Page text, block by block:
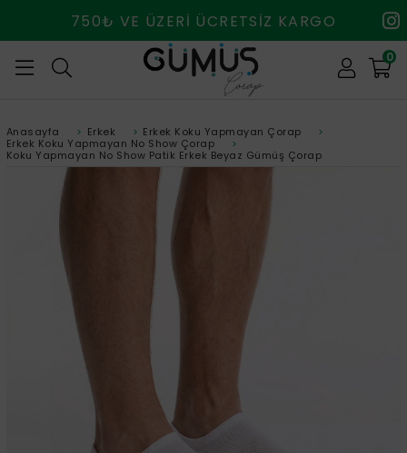
750₺ VE ÜZERİ ÜCRETSİZ KARGO
0
Anasayfa > Erkek > Erkek Koku Yapmayan Çorap
>
Erkek Koku Yapmayan No Show Çorap
>
Koku Yapmayan No Show Patik Erkek Beyaz Gümüş Çorap